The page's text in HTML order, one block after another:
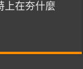
上在夯什麼